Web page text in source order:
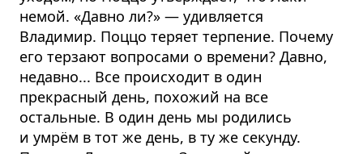
немой. «Давно ли?» — удивляется
Владимир. Поццо теряет терпение. Почему
его терзают вопросами о времени? Давно,
недавно... Все происходит в один
прекрасный день, похожий на все
остальные. В один день мы родились
и умрём в тот же день, в ту же секунду.